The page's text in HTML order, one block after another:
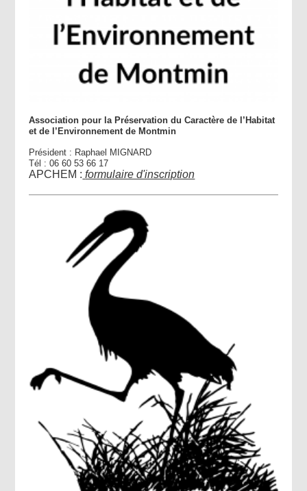
Association pour la Préservation du Caractère de l’Habitat
et de l’Environnement de Montmin
Président : Raphael MIGNARD
Tél : 06 60 53 66 17
APCHEM : formulaire d'inscription